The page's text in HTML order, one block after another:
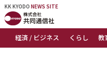
KK KYODO NEWS SITE
経済 / ビジネス くらし 教
KK KYODONEWS SITE
トップページ